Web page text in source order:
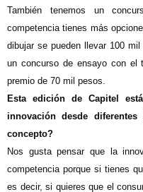
También tenemos un
competencia tienes más
dibujar se pueden llevar 100
un concurso de ensayo con el
premio de 70 mil pesos.
Esta edición de Capitel
innovación desde
concepto?
Nos gusta pensar que la
competencia porque si tienes
es decir, si quieres que el